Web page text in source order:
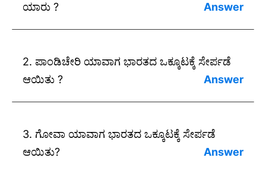
ಯಾರು ?
2. ಪಾಂಡಿಚೇರಿ ಯಾವಾಗ ಭಾರತದ ಒಕ್ಕೂಟಕ್ಕೆ ಸೇರ್ಪಡೆ
ಆಯಿತು ?
3. ಗೋವಾ ಯಾವಾಗ ಭಾರತದ ಒಕ್ಕೂಟಕ್ಕೆ ಸೇರ್ಪಡೆ
ಆಯಿತು?